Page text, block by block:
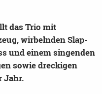
das Trio mit
wirbelnden Slap-
und einem singenden
sowie dreckigen
Jahr.